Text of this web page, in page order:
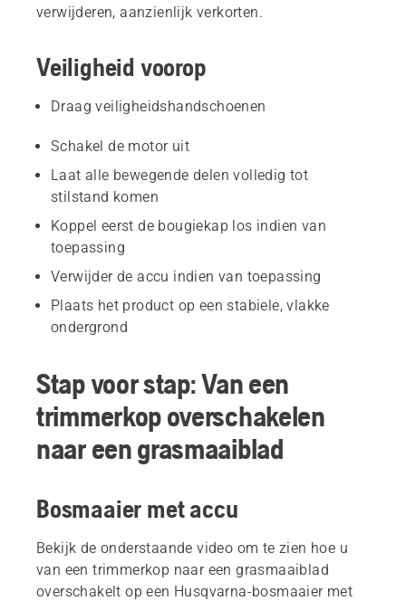
verwijderen, aanzienlijk verkorten.
Veiligheid voorop
Draag veiligheidshandschoenen
Schakel de motor uit
Laat alle bewegende delen volledig tot
stilstand komen
Koppel eerst de bougiekap los indien van
toepassing
Verwijder de accu indien van toepassing
Plaats het product op een stabiele, vlakke
ondergrond
Stap voor stap: Van een
trimmerkop overschakelen
naar een grasmaaiblad
Bosmaaier met accu
Bekijk de onderstaande video om te zien hoe u
van een trimmerkop naar een grasmaaiblad
overschakelt op een Husqvarna-bosmaaier met